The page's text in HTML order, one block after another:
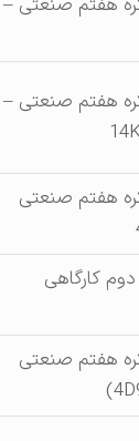
هفتم صنعتی –
هفتم صنعتی –
هفتم صنعتی
دوم کارگاهی
هفتم صنعتی